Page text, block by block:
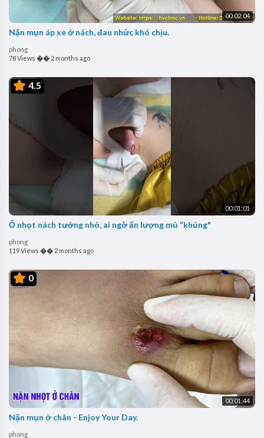
00:02:04
Nặn mụn áp xe ở nách, đau nhức khó chịu.
phong
78 Views �� 2 months ago
4.5
00:01:01
Ổ nhọt nách tưởng nhỏ, ai ngờ ẩn lượng mủ “khủng"
phong
119 Views �� 2 months ago
0
00:01:44
Nặn mụn ở chân - Enjoy Your Day.
phong